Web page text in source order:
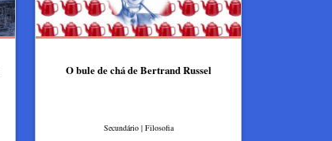
O bule de chá de Bertrand Russel
Secundário | Filosofia